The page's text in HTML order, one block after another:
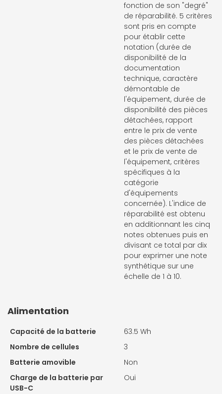
fonction de son "degré"
de réparabilité. 5 critères
sont pris en compte
pour établir cette
notation (durée de
disponibilité de la
documentation
technique, caractère
démontable de
l'équipement, durée de
disponibilité des pièces
détachées, rapport
entre le prix de vente
des pièces détachées
et le prix de vente de
l'équipement, critères
spécifiques à la
catégorie
d'équipements
concernée). L'indice de
réparabilité est obtenu
en additionnant les cinq
notes obtenues puis en
divisant ce total par dix
pour exprimer une note
synthétique sur une
échelle de 1 à 10.
Alimentation
Capacité de la batterie
63.5 Wh
Nombre de cellules
3
Batterie amovible
Non
Charge de la batterie par
USB-C
Oui